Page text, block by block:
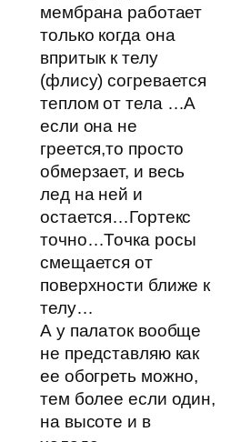
мембрана работает
только когда она
впритык к телу
(флису) согревается
теплом от тела …А
если она не
греется,то просто
обмерзает, и весь
лед на ней и
остается…Гортекс
точно…Точка росы
смещается от
поверхности ближе к
телу…
А у палаток вообще
не представляю как
ее обогреть можно,
тем более если один,
на высоте и в